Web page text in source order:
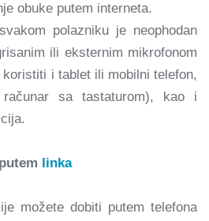
obuke putem interneta.
polazniku je neophodan
ili eksternim mikrofonom
i tablet ili mobilni telefon,
sa tastaturom), kao i
linka
možete dobiti putem telefona